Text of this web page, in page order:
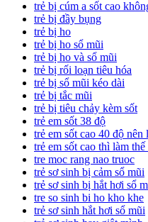
trẻ bị cúm a sốt cao
trẻ bị đầy bụng
trẻ bị ho
trẻ bị ho sổ mũi
trẻ bị ho và sổ mũi
trẻ bị rối loạn tiêu hóa
trẻ bị sổ mũi kéo dài
trẻ bị tắc mũi
trẻ bị tiêu chảy kèm sốt
trẻ em sốt 38 độ
trẻ em sốt cao 40 độ nên
trẻ em sốt cao thì làm thế
tre moc rang nao truoc
trẻ sơ sinh bị cảm sổ mũi
trẻ sơ sinh bị hắt hơi sổ
tre so sinh bi ho kho khe
trẻ sơ sinh hắt hơi sổ mũi